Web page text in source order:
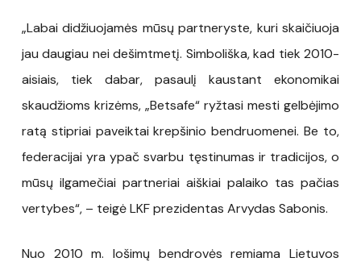
„Labai didžiuojamės mūsų partneryste, kuri skaičiuoja
jau daugiau nei dešimtmetį. Simboliška, kad tiek 2010-
aisiais, tiek dabar, pasaulį kaustant ekonomikai
skaudžioms krizėms, „Betsafe“ ryžtasi mesti gelbėjimo
ratą stipriai paveiktai krepšinio bendruomenei. Be to,
federacijai yra ypač svarbu tęstinumas ir tradicijos, o
mūsų ilgamečiai partneriai aiškiai palaiko tas pačias
vertybes“, – teigė LKF prezidentas Arvydas Sabonis.
Nuo 2010 m. lošimų bendrovės remiama Lietuvos